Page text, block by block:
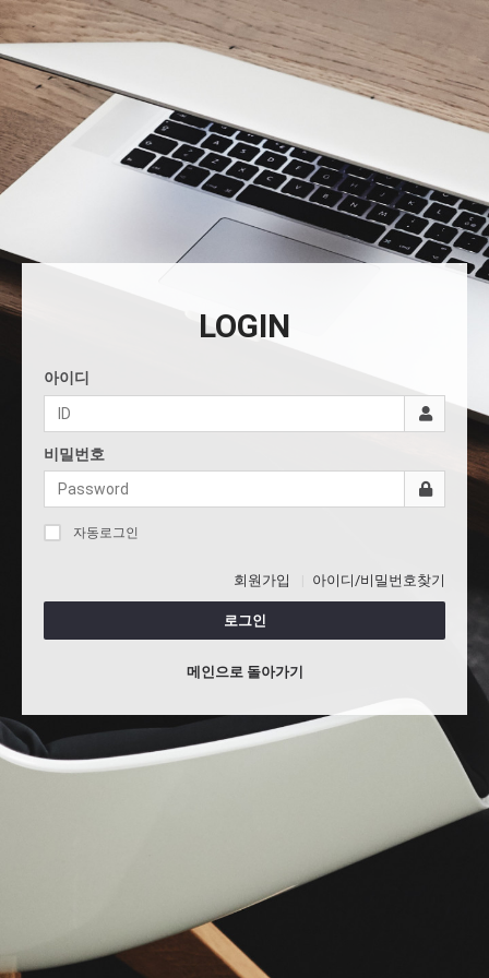
LOGIN
아이디
비밀번호
자동로그인
회원가입 아이디/비밀번호찾기
로그인
메인으로 돌아가기